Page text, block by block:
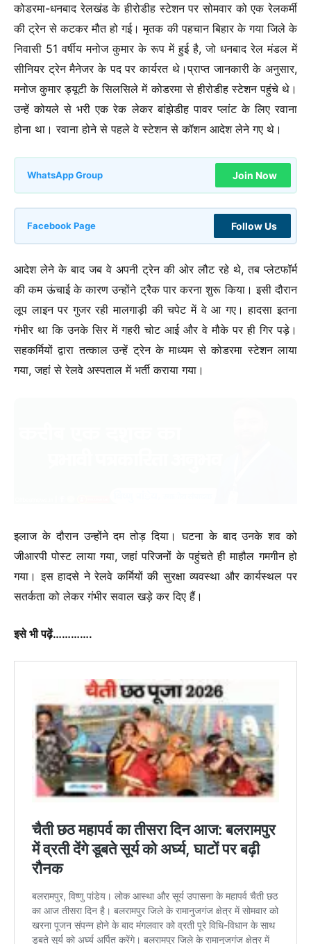
कोडरमा-धनबाद रेलखंड के हीरोडीह स्टेशन पर सोमवार को एक रेलकर्मी
की ट्रेन से कटकर मौत हो गई। मृतक की पहचान बिहार के गया जिले के
निवासी 51 वर्षीय मनोज कुमार के रूप में हुई है, जो धनबाद रेल मंडल में
सीनियर ट्रेन मैनेजर के पद पर कार्यरत थे।प्राप्त जानकारी के अनुसार,
मनोज कुमार ड्यूटी के सिलसिले में कोडरमा से हीरोडीह स्टेशन पहुंचे थे।
उन्हें कोयले से भरी एक रेक लेकर बांझेडीह पावर प्लांट के लिए रवाना
होना था। रवाना होने से पहले वे स्टेशन से कॉशन आदेश लेने गए थे।
WhatsApp Group Join Now
Facebook Page Follow Us
आदेश लेने के बाद जब वे अपनी ट्रेन की ओर लौट रहे थे, तब प्लेटफॉर्म
की कम ऊंचाई के कारण उन्होंने ट्रैक पार करना शुरू किया। इसी दौरान
लूप लाइन पर गुजर रही मालगाड़ी की चपेट में वे आ गए। हादसा इतना
गंभीर था कि उनके सिर में गहरी चोट आई और वे मौके पर ही गिर पड़े।
सहकर्मियों द्वारा तत्काल उन्हें ट्रेन के माध्यम से कोडरमा स्टेशन लाया
गया, जहां से रेलवे अस्पताल में भर्ती कराया गया।
इलाज के दौरान उन्होंने दम तोड़ दिया। घटना के बाद उनके शव को
जीआरपी पोस्ट लाया गया, जहां परिजनों के पहुंचते ही माहौल गमगीन हो
गया। इस हादसे ने रेलवे कर्मियों की सुरक्षा व्यवस्था और कार्यस्थल पर
सतर्कता को लेकर गंभीर सवाल खड़े कर दिए हैं।
इसे भी पढ़ें………….